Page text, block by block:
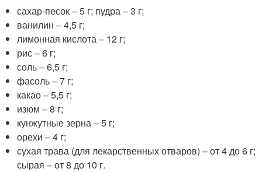
сахар-песок – 5 г; пудра – 3 г;
ванилин – 4,5 г;
лимонная кислота – 12 г;
рис – 6 г;
соль – 6,5 г;
фасоль – 7 г;
какао – 5,5 г;
изюм – 8 г;
кунжутные зерна – 5 г;
орехи – 4 г;
сухая трава (для лекарственных отваров) – от 4 до 6 г;
сырая – от 8 до 10 г.